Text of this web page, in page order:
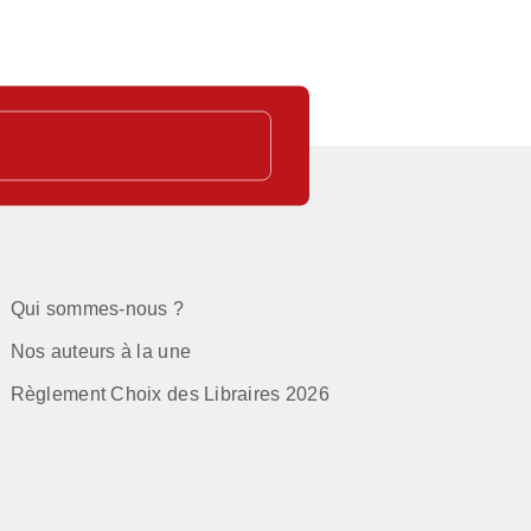
Qui sommes-nous ?
Nos auteurs à la une
Règlement Choix des Libraires 2026